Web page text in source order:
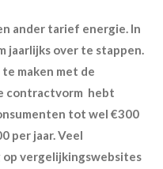
ander tarief energie. In
jaarlijks over te stappen.
maken met de
contractvorm hebt
tot wel €300
per jaar. Veel
vergelijkingswebsites